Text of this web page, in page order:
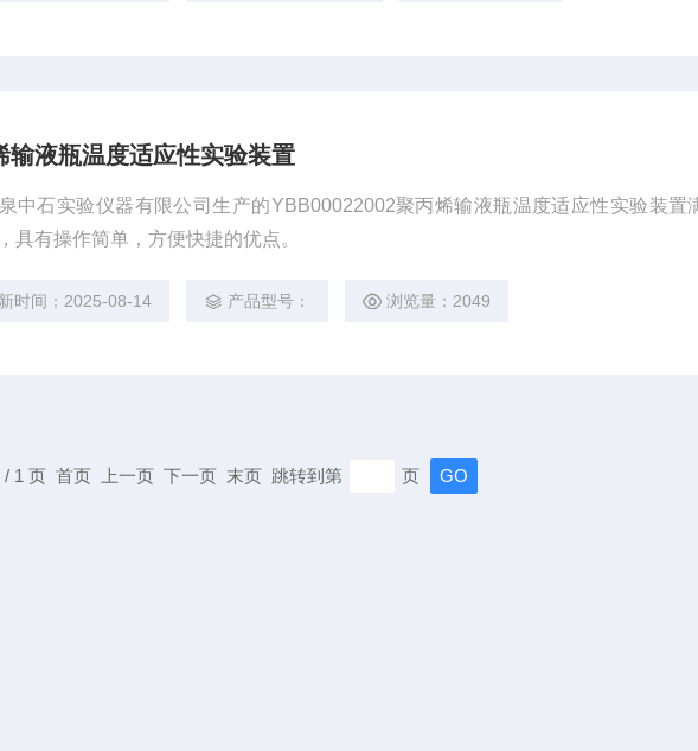
输液瓶温度适应性实验装置
中石实验仪器有限公司生产的YBB00022002聚丙烯输液瓶温度适应性实验装置
具有操作简单，方便快捷的优点。
时间：2025-08-14 产品型号： 浏览量：2049
/ 1 页 首页 上一页 下一页 末页 跳转到第 页